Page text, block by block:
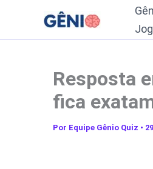
o
Resposta
fica
Por Equipe Gênio Quiz •